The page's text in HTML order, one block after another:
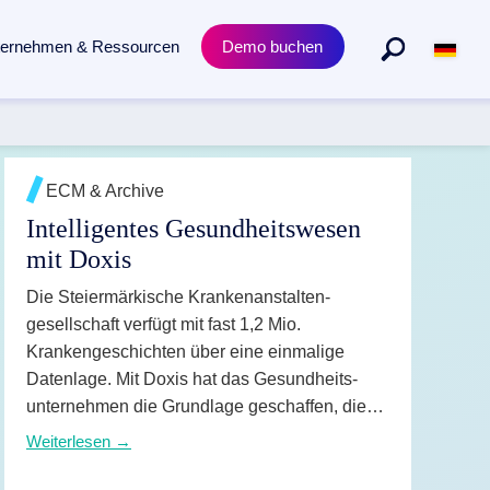
Abteilungen
Personalmanagement
Rechtsabteilung
Einkauf & Beschaffung
& Ressourcen
Produkt
Academy Trainings
Zertifizierungen
Release News
Demo buchen
ECM & Archive
Intelligentes Gesundheits­wesen
mit Doxis
Die Steiermärkische Kranken­anstalten­
gesellschaft verfügt mit fast 1,2 Mio.
Krankengeschichten über eine einmalige
Datenlage. Mit Doxis hat das Gesundheits­
unternehmen die Grundlage geschaffen, diese
Informationen intelligent zu nutzen und hilft so
Weiterlesen →